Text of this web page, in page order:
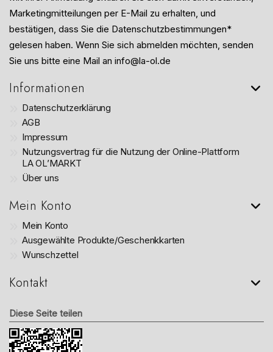
Marketingmitteilungen per E-Mail zu erhalten, und
bestätigen, dass Sie die Datenschutzbestimmungen*
gelesen haben. Wenn Sie sich abmelden möchten, senden
Sie uns bitte eine Mail an info@la-ol.de
Informationen
Datenschutzerklärung
AGB
Impressum
Nutzungsvertrag für die Nutzung der Online-Plattform
LA OL’MARKT
Über uns
Mein Konto
Mein Konto
Ausgewählte Produkte/Geschenkkarten
Wunschzettel
Kontakt
Diese Seite teilen